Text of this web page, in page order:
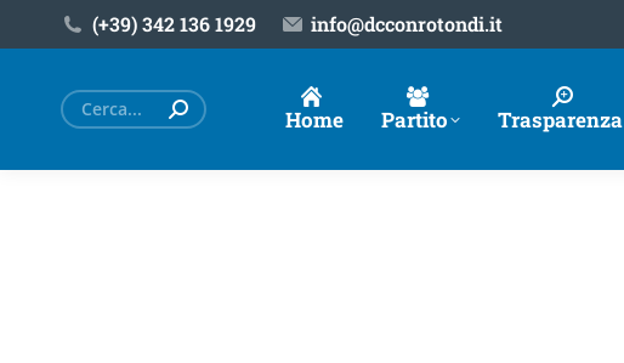
(+39) ‎342 136 1929 info@dcconrotondi.it
Home Partito Trasparenza
Cerca: